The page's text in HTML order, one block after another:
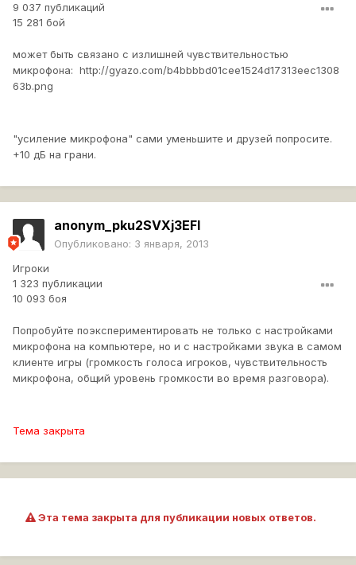
9 037 публикаций
15 281 бой
может быть связано с излишней чувствительностью
микрофона: http://gyazo.com/b4bbbbd01cee1524d17313eec1308
63b.png
"усиление микрофона" сами уменьшите и друзей попросите.
+10 дБ на грани.
anonym_pku2SVXj3EFI
Опубликовано: 3 января, 2013
Игроки
1 323 публикации
10 093 боя
Попробуйте поэкспериментировать не только с настройками
микрофона на компьютере, но и с настройками звука в самом
клиенте игры (громкость голоса игроков, чувствительность
микрофона, общий уровень громкости во время разговора).
Тема закрыта
Эта тема закрыта для публикации новых ответов.